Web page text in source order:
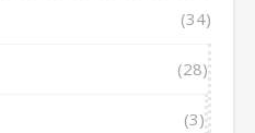
(34)
(28)
(3)